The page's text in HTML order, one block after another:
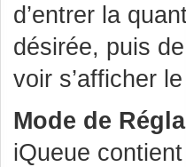
d’entrer la
désirée, puis
voir s’afficher
Mode de
iQueue